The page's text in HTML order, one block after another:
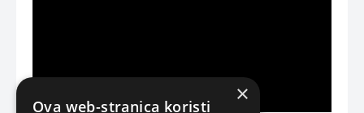
×
Ova web-stranica koristi